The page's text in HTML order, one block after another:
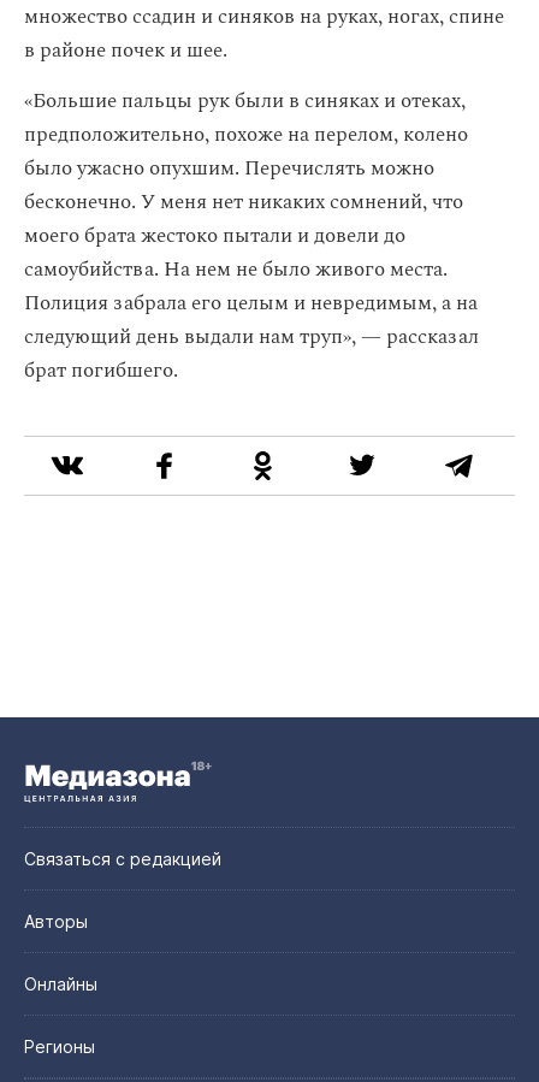
множество ссадин и синяков на руках, ногах, спине
в районе почек и шее.
«Большие пальцы рук были в синяках и отеках,
предположительно, похоже на перелом, колено
было ужасно опухшим. Перечислять можно
бесконечно. У меня нет никаких сомнений, что
моего брата жестоко пытали и довели до
самоубийства. На нем не было живого места.
Полиция забрала его целым и невредимым, а на
следующий день выдали нам труп», — рассказал
брат погибшего.
Связаться с редакцией
Авторы
Онлайны
Регионы